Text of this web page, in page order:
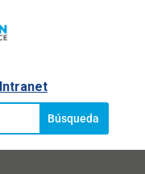
Intranet